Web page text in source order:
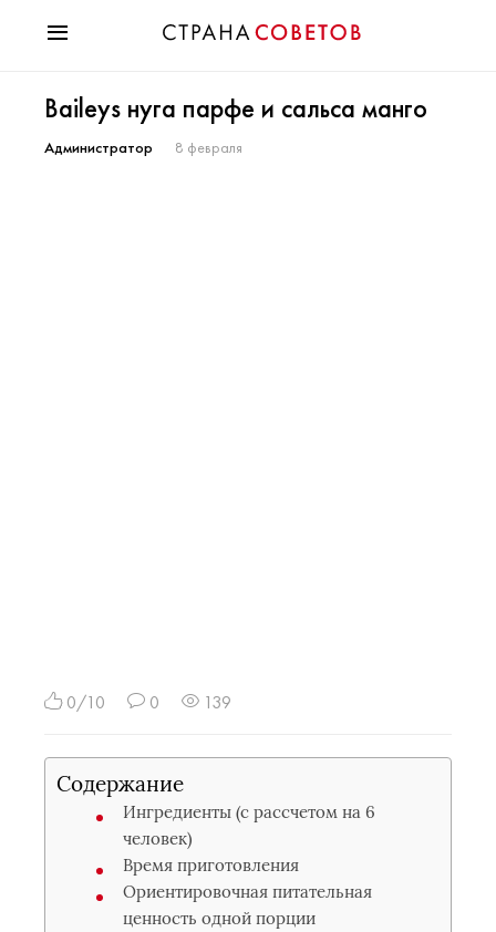
Мода
Звезды
Baileys нуга парфе и сальса манго
Администратор 8 февраля
0/10 0 139
Содержание
Ингредиенты (с рассчетом на 6
человек)
Время приготовления
Ориентировочная питательная
ценность одной порции